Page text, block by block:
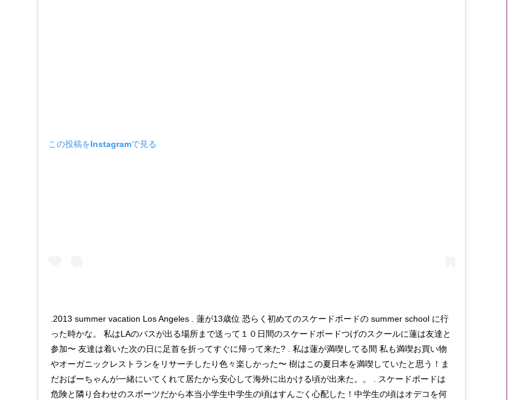
この投稿をInstagramで見る
.2013 summer vacation Los Angeles . 蓮が13歳位 恐らく初めてのスケードボードの summer school に行
った時かな。 私はLAのバスが出る場所まで送って１０日間のスケードボードつげのスクールに蓮は友達と
参加〜 友達は着いた次の日に足首を折ってすぐに帰って来た? . 私は蓮が満喫してる間 私も満喫お買い物
やオーガニックレストランをリサーチしたり色々楽しかった〜 樹はこの夏日本を満喫していたと思う！ま
だおばーちゃんが一緒にいてくれて居たから安心して海外に出かける頃が出来た。。 . スケードボードは
危険と隣り合わせのスポーツだから本当小学生中学生の頃はすんごく心配した！中学生の頃はオデコを何